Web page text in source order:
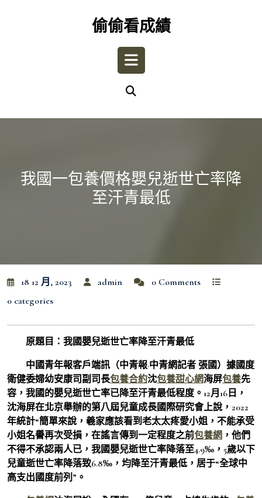
偷偷看成績
Open
我國一包養價格嬰兒逝世亡率降
至汗青最低
18 12 月, 2023 admin
0 Comments
0 categories
原題目：我國嬰兒逝世亡率降至汗青最低
中國青年報客戶端訊（中青報·中青網記者 張國）據國度
衛健委婦幼安康司副司長包養合約沈包養甜心網海屏包養先
容，我國的嬰兒逝世亡率已降至汗青最低程度。12月16日，
沈海屏在北京舉辦的第八屆兒童成長國際研究會上說，2022
年統計“簡單來說，羲家應該看到老太太疼愛小姐，不能承受
小姐名譽再次受損，在謠言傳到一定程度之前包養網 ，他們
不得不承認兩人已，我國嬰兒逝世亡率降落至4.9‰，5歲以下
兒童逝世亡率降落致6.8‰，均降至汗青最低，居于“全球中
高支出國度前列”。